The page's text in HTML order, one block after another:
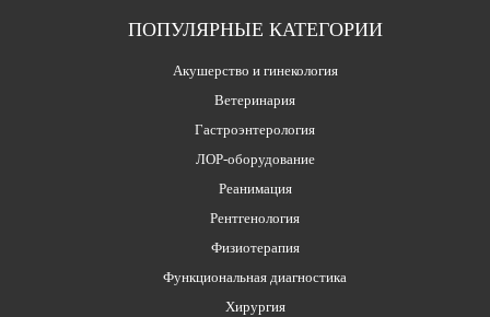
ПОПУЛЯРНЫЕ КАТЕГОРИИ
Акушерство и гинекология
Ветеринария
Гастроэнтерология
ЛОР-оборудование
Реанимация
Рентгенология
Физиотерапия
Функциональная диагностика
Хирургия